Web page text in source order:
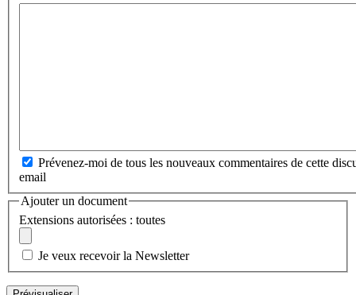
Prévenez-moi de tous les nouveaux commentaires de cette
email
Ajouter un document
Extensions autorisées : toutes
Je veux recevoir la Newsletter